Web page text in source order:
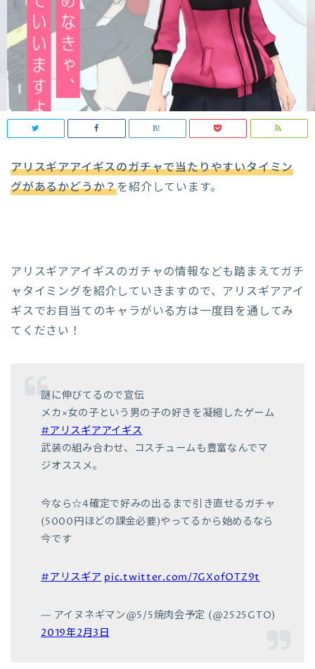
アリスギアアイギスのガチャで当たりやすいタイミン
グがあるかどうか？を紹介しています。
アリスギアアイギスのガチャの情報なども踏まえてガチ
ャタイミングを紹介していきますので、アリスギアアイ
ギスでお目当てのキャラがいる方は一度目を通してみ
てください！
謎に伸びてるので宣伝
メカ×女の子という男の子の好きを凝縮したゲーム
#アリスギアアイギス
武装の組み合わせ、コスチュームも豊富なんでマ
ジオススメ。
今なら☆4確定で好みの出るまで引き直せるガチャ
(5000円ほどの課金必要)やってるから始めるなら
今です
#アリスギア pic.twitter.com/7GXofOTZ9t
— アイヌネギマン@5/5焼肉会予定 (@2525GTO)
2019年2月3日